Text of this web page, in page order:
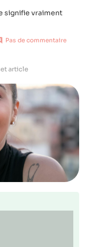
signifie vraiment
Pas de commentaire
article